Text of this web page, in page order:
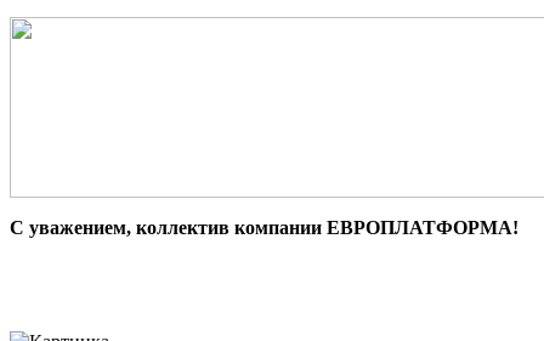
С уважением, коллектив компании ЕВРОПЛАТФОРМА!